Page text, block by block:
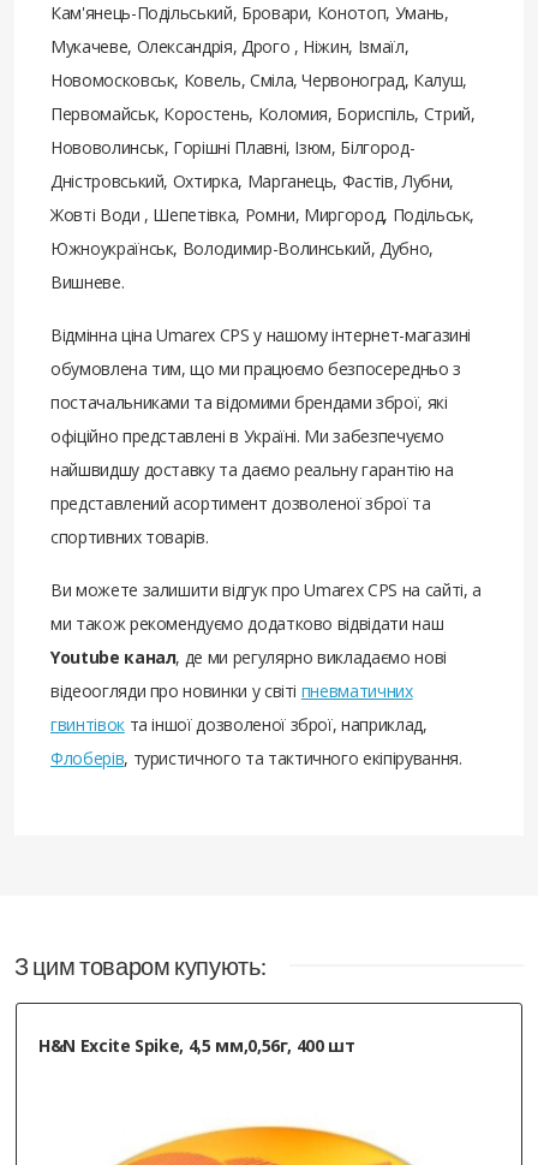
Кам'янець-Подільський, Бровари, Конотоп, Умань,
Мукачеве, Олександрія, Дрого , Ніжин, Ізмаїл,
Новомосковськ, Ковель, Сміла, Червоноград, Калуш,
Первомайськ, Коростень, Коломия, Бориспіль, Стрий,
Нововолинськ, Горішні Плавні, Ізюм, Білгород-
Дністровський, Охтирка, Марганець, Фастів, Лубни,
Жовті Води , Шепетівка, Ромни, Миргород, Подільськ,
Южноукраїнськ, Володимир-Волинський, Дубно,
Вишневе.
Відмінна ціна Umarex CPS у нашому інтернет-магазині
обумовлена ​​тим, що ми працюємо безпосередньо з
постачальниками та відомими брендами зброї, які
офіційно представлені в Україні. Ми забезпечуємо
найшвидшу доставку та даємо реальну гарантію на
представлений асортимент дозволеної зброї та
спортивних товарів.
Ви можете залишити відгук про Umarex CPS на сайті, а
ми також рекомендуємо додатково відвідати наш
Youtube канал, де ми регулярно викладаємо нові
відеоогляди про новинки у світі пневматичних
гвинтівокта іншої дозволеної зброї, наприклад,
Флоберів, туристичного та тактичного екіпірування.
З цим товаром купують:
H&N Excite Spike, 4,5 мм,0,56г, 400 шт